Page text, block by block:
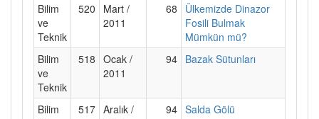
Bilim
ve
Teknik
520
Mart /
2011
68
Ülkemizde Dinazor
Fosili Bulmak
Mümkün mü?
Bilim
ve
Teknik
518 Ocak /
2011
94 Bazak Sütunları
Bilim
517 Aralık /
94 Salda Gölü